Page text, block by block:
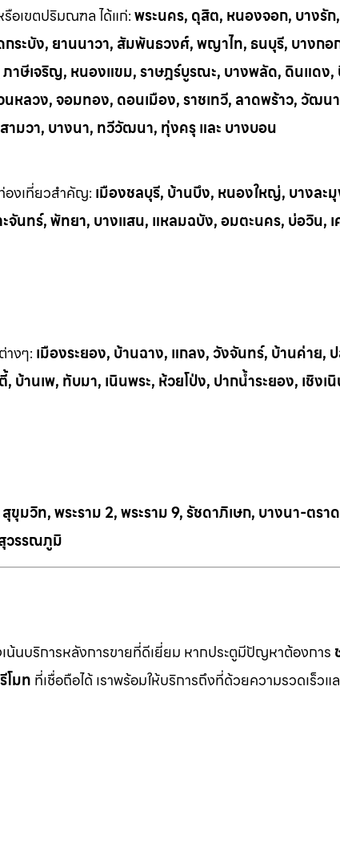
รือเขตปริมณฑล ได้แก่:พระนคร, ดุสิต, หนองจอก, บางรัก
ระบัง, ยานนาวา, สัมพันธวงศ์, พญาไท, ธนบุรี, บางก
าษีเจริญ, หนองแขม, ราษฎร์บูรณะ, บางพลัด, ดินแดง,
หลวง, จอมทอง, ดอนเมือง, ราชเทวี, ลาดพร้าว, วัฒน
มวา, บางนา, ทวีวัฒนา, ทุ่งครุ และ บางบอน
องเที่ยวสำคัญ: เมืองชลบุรี, บ้านบึง, หนองใหญ่, บางละ
นทร์, พัทยา, บางแสน, แหลมฉบัง, อมตะนคร, บ่อวิน,
่างๆ: เมืองระยอง, บ้านฉาง, แกลง, วังจันทร์, บ้านค่าย,
บ้านเพ, ทับมา, เนินพระ, หวยโป่ง, ปากน้ำระยอง, เชิงเ
สุขุมวิท, พระราม 2, พระราม 9, รัชดาภิเษก, บางนา-ตรา
วรรณภูมิ
เน้นบริการหลังการขายที่ดีเยี่ยม หากประตูมีปัญหาต้องการ
โมท ที่เชื่อถือได้ เราพร้อมให้บริการถึงที่ด้วยความรวดเร็วแ